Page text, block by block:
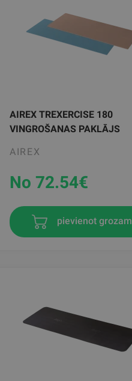
AIREX TREXERCISE 180
VINGROŠANAS PAKLĀJS
AIREX
No 72.54€
pievienot grozam